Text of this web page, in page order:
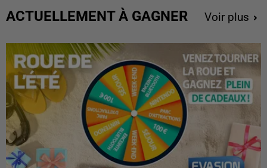
ACTUELLEMENT À GAGNER Voir plus